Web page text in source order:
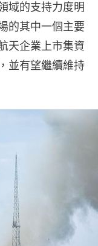
域的支持力度明
的其中一個主要
天企業上市集資
並有望繼續維持